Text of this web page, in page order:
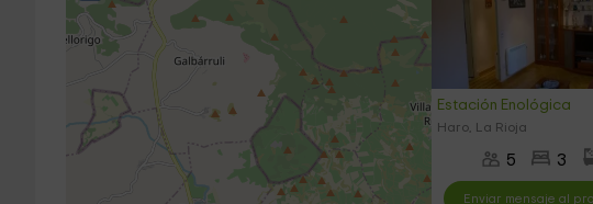
Estación Enológica
Haro, La Rioja
5 3
Enviar mensaje al